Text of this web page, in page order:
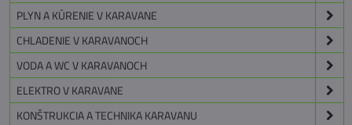
PLYN A KÚRENIE V KARAVANE
CHLADENIE V KARAVANOCH
VODA A WC V KARAVANOCH
ELEKTRO V KARAVANE
KONŠTRUKCIA A TECHNIKA KARAVANU